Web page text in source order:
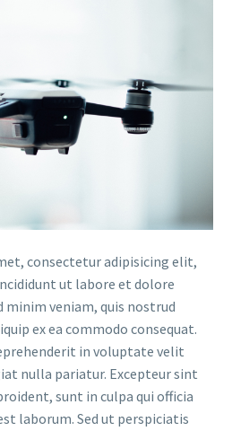
consectetur adipisicing elit,
ut labore et dolore
minim veniam, quis nostrud
ex ea commodo consequat.
in voluptate velit
nulla pariatur. Excepteur sint
sunt in culpa qui officia
laborum. Sed ut perspiciatis